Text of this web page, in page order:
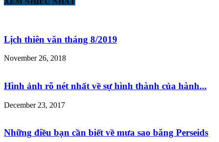
Lịch thiên văn tháng 8/2019
November 26, 2018
Hình ảnh rõ nét nhất về sự hình thành của hành...
December 23, 2017
Những điều bạn cần biết về mưa sao băng Perseids